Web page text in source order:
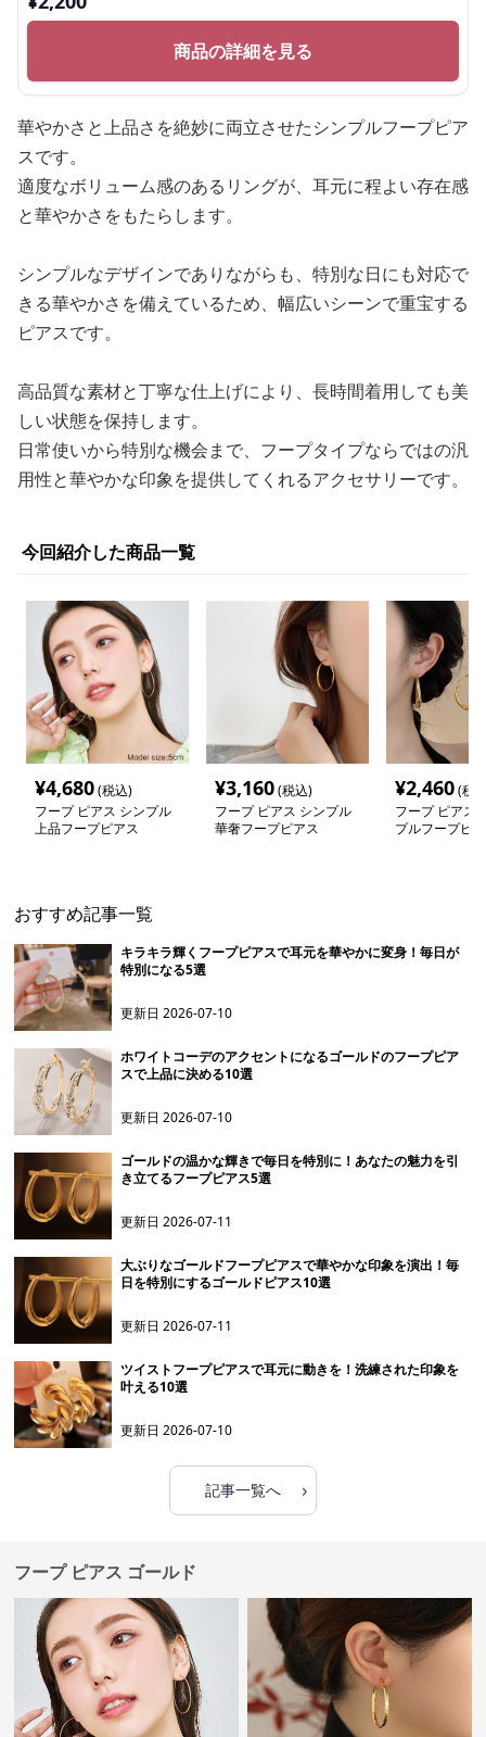
商品の詳細を見る
華やかさと上品さを絶妙に両立させたシンプルフープピア
スです。
適度なボリューム感のあるリングが、耳元に程よい存在感
と華やかさをもたらします。
シンプルなデザインでありながらも、特別な日にも対応で
きる華やかさを備えているため、幅広いシーンで重宝する
ピアスです。
高品質な素材と丁寧な仕上げにより、長時間着用しても美
しい状態を保持します。
日常使いから特別な機会まで、フープタイプならではの汎
用性と華やかな印象を提供してくれるアクセサリーです。
今回紹介した商品一覧
¥4,680(税込)
フープ ピアス シンプル
上品フープピアス
¥3,160(税込)
フープ ピアス シンプル
華奢フープピアス
¥2,460(税
フープ ピアス
プルフープピ
おすすめ記事一覧
キラキラ輝くフープピアスで耳元を華やかに変身！毎日が
特別になる5選
更新日2026-07-10
ホワイトコーデのアクセントになるゴールドのフープピア
スで上品に決める10選
更新日2026-07-10
ゴールドの温かな輝きで毎日を特別に！あなたの魅力を引
き立てるフープピアス5選
更新日2026-07-11
大ぶりなゴールドフープピアスで華やかな印象を演出！毎
日を特別にするゴールドピアス10選
更新日2026-07-11
ツイストフープピアスで耳元に動きを！洗練された印象を
叶える10選
更新日2026-07-10
記事一覧へ ›
フープ ピアス ゴールド